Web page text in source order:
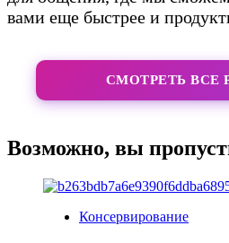
вами еще быстрее и
СМОТРЕТЬ ВСЕ
Возможно, вы
Консервирование